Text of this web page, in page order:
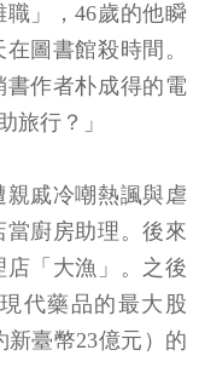
」，46歲的他瞬
圖書館殺時間。
作者朴成得的電
旅行？」
戚冷嘲熱諷與虐
廚房助理。後來
「大漁」。之後
代藥品的最大股
新臺幣23億元）的